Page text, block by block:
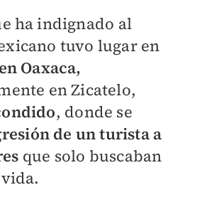
ha indignado al
tuvo lugar en
Oaxaca,
en Zicatelo,
, donde se
de un turista a
que solo buscaban